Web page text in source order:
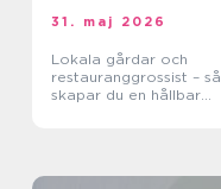
31. maj 2026
Lokala gårdar och
restauranggrossist – så
skapar du en hållbar